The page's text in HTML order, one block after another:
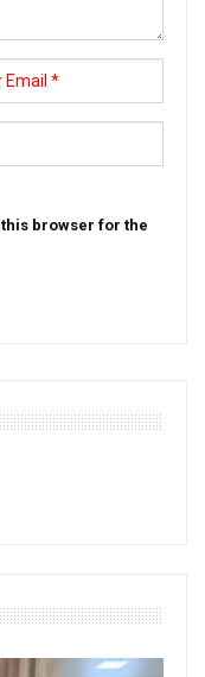
browser for the